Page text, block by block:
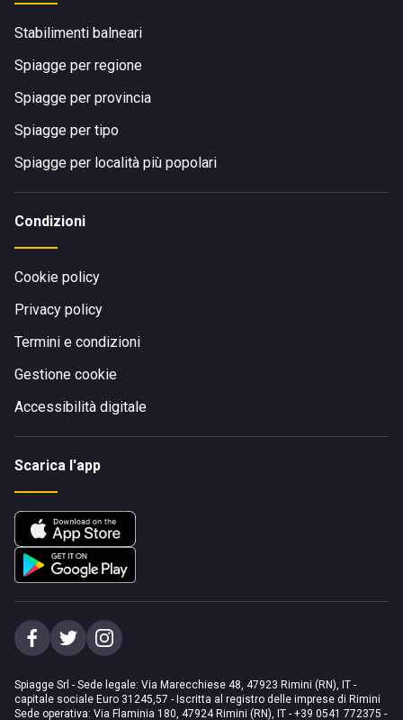
Stabilimenti balneari
Spiagge per regione
Spiagge per provincia
Spiagge per tipo
Spiagge per località più popolari
Condizioni
Cookie policy
Privacy policy
Termini e condizioni
Gestione cookie
Accessibilità digitale
Scarica l'app
Spiagge Srl - Sede legale: Via Marecchiese 48, 47923 Rimini (RN), IT -
capitale sociale Euro 31245,57 - Iscritta al registro delle imprese di Rimini
Sede operativa: Via Flaminia 180, 47924 Rimini (RN), IT - +39 0541 772375 -